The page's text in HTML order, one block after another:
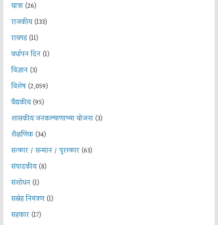
यात्रा(26)
राजकीय(133)
रायगड(11)
वर्धापन दिन(1)
विज्ञान(3)
विशेष(2,059)
वैद्यकीय(95)
शासकीय जनकल्याणाच्या योजना(3)
शैक्षणिक(34)
सत्कार / सन्मान / पुरस्कार(63)
संपादकीय(8)
संशोधन(1)
सस्नेह निमंत्रण(1)
सहकार(17)